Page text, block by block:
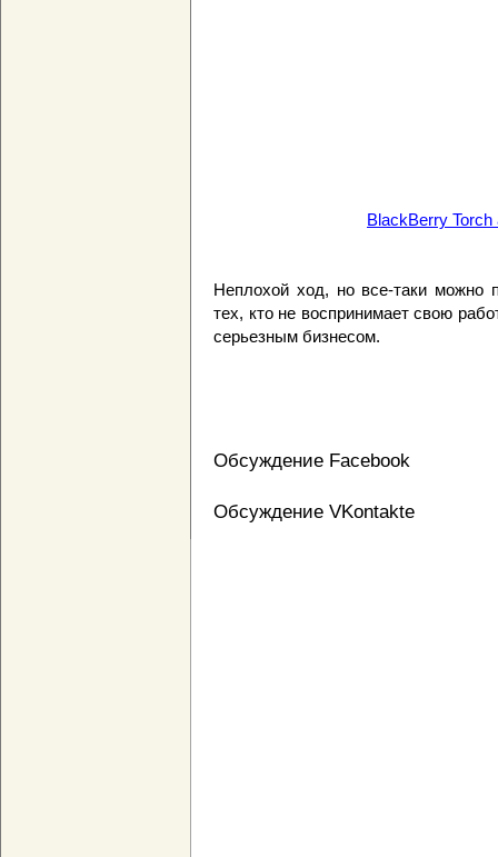
BlackBerry Torch
Неплохой ход, но все-таки можно
тех, кто не воспринимает свою
серьезным бизнесом.
Обсуждение Facebook
Обсуждение VKontakte